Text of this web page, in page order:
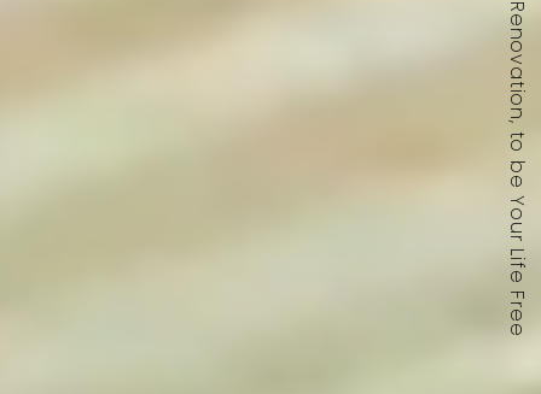
Renovation, to be Your Life Free